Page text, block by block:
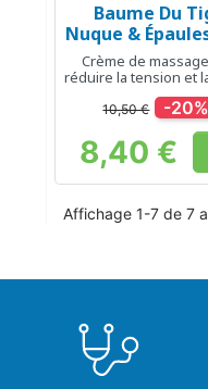
Aperçu
Baume Du
Crème de
réduire la tension et
de la nuque et des
10,50 € -20%
Prix
8,40 €
Affichage 1-7 de 7